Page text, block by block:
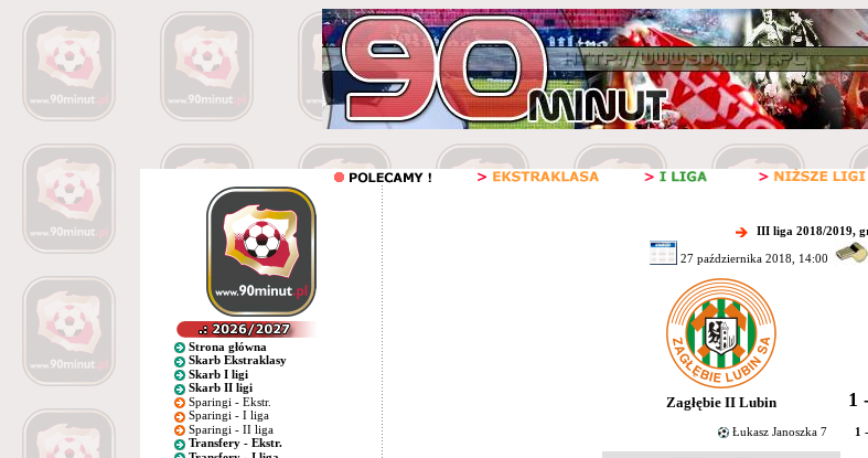
Strona główna
Skarb Ekstraklasy
Skarb I ligi
Skarb II ligi
Sparingi - Ekstr.
Sparingi - I liga
Sparingi - II liga
Transfery - Ekstr.
III liga 2018/2019,
27 października 2018, 14:00
Zagłębie II Lubin 1
Łukasz Janoszka 7 1